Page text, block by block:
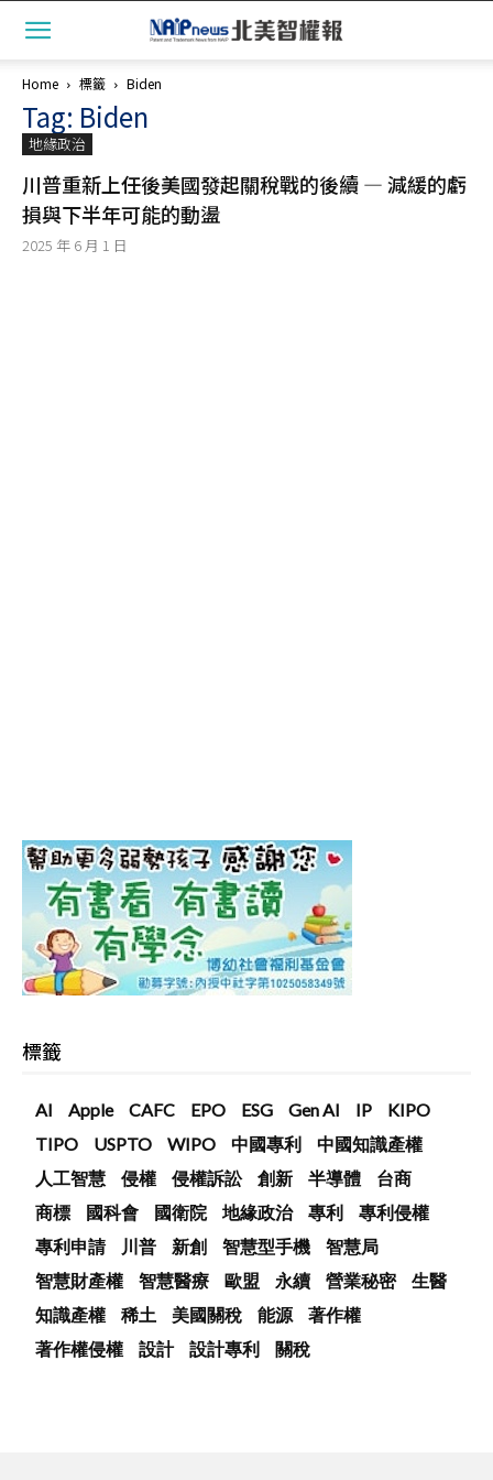
Home 標籤 Biden
Tag: Biden
地緣政治
川普重新上任後美國發起關稅戰的後續 — 減緩的虧
損與下半年可能的動盪
2025 年 6 月 1 日
標籤
AI Apple CAFC EPO ESG Gen AI IP
KIPO
TIPO
USPTO WIPO 中國專利
中國知識產權
人工智慧
侵權 侵權訴訟 創新 半導體
台商
商標
國科會 國衛院 地緣政治 專利
專利侵權
專利申請
川普 新創 智慧型手機
智慧局
智慧財產權
智慧醫療 歐盟 永續 營業秘密
生醫
知識產權
稀土 美國關稅 能源
著作權
著作權侵權
設計 設計專利 關稅